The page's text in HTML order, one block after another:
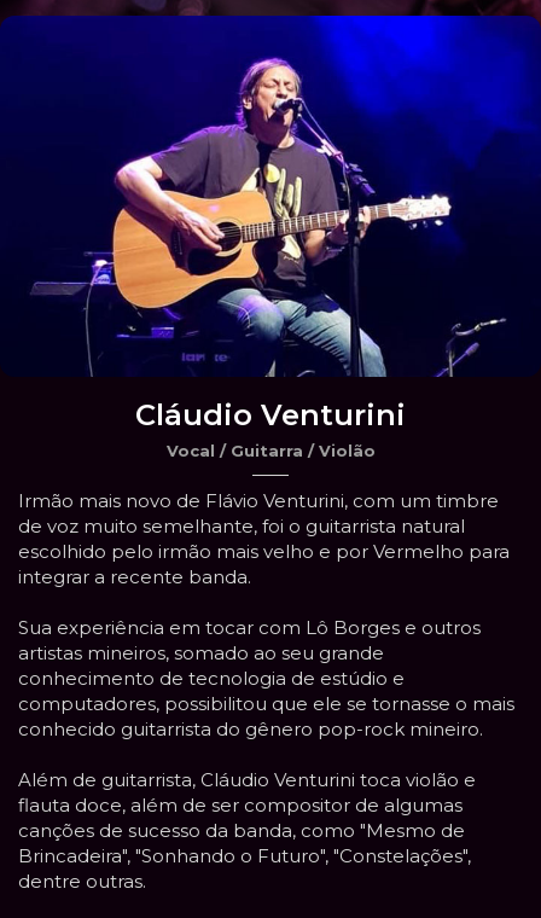
Cláudio Venturini
Vocal / Guitarra / Violão
Irmão mais novo de Flávio Venturini, com um timbre
de voz muito semelhante, foi o guitarrista natural
escolhido pelo irmão mais velho e por Vermelho para
integrar a recente banda.
Sua experiência em tocar com Lô Borges e outros
artistas mineiros, somado ao seu grande
conhecimento de tecnologia de estúdio e
computadores, possibilitou que ele se tornasse o mais
conhecido guitarrista do gênero pop-rock mineiro.
Além de guitarrista, Cláudio Venturini toca violão e
flauta doce, além de ser compositor de algumas
canções de sucesso da banda, como "Mesmo de
Brincadeira", "Sonhando o Futuro", "Constelações",
dentre outras.